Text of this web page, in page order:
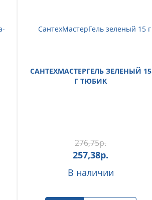
САНТЕХМАСТЕРГЕЛЬ ЗЕЛЕНЫЙ 15
Г ТЮБИК
276,75р.
257,38р.
В наличии